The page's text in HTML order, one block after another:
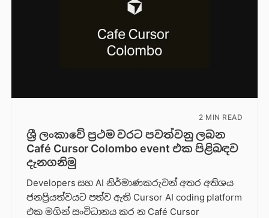
2 MIN READ
ශ්‍රී ලංකාවේ ප්‍රථම වරට පවත්වනු ලබන
Café Cursor Colombo event එක පිළිබඳව
දැනගනිමු
Developers සහ AI නිර්මාණකරුවන් අතර අතිශය
ජනප්‍රියත්වයට පත්ව ඇති Cursor AI coding platform
එක මගින් සංවිධානය කර න Café Cursor